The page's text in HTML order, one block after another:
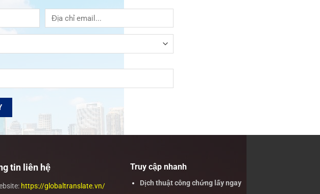
tin liên hệ
https://globaltranslate.vn/
Truy cập nhanh
Dịch thuật công chứng lấy ngay